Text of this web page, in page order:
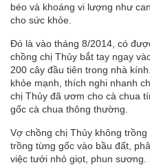
béo và khoáng vi lượng như
cho sức khỏe.
Đó là vào tháng 8/2014, có
chồng chị Thủy bắt tay ngay
200 cây đầu tiên trong nhà
khỏe mạnh, thích nghi nhanh
chị Thủy đã ươm cho cà chua
gốc cà chua thông thường.
Vợ chồng chị Thủy không
trồng từng gốc vào bầu đất,
việc tưới nhỏ giọt, phun sương.